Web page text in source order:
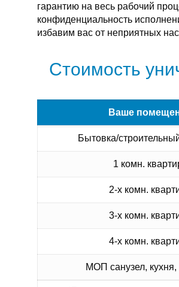
гарантию на весь рабочий
конфиденциальность
избавим вас от неприятных
Стоимость
Ваше
Бытовка/
1 комн.
2-х комн.
3-х комн.
4-х комн.
МОП санузел, кухня,